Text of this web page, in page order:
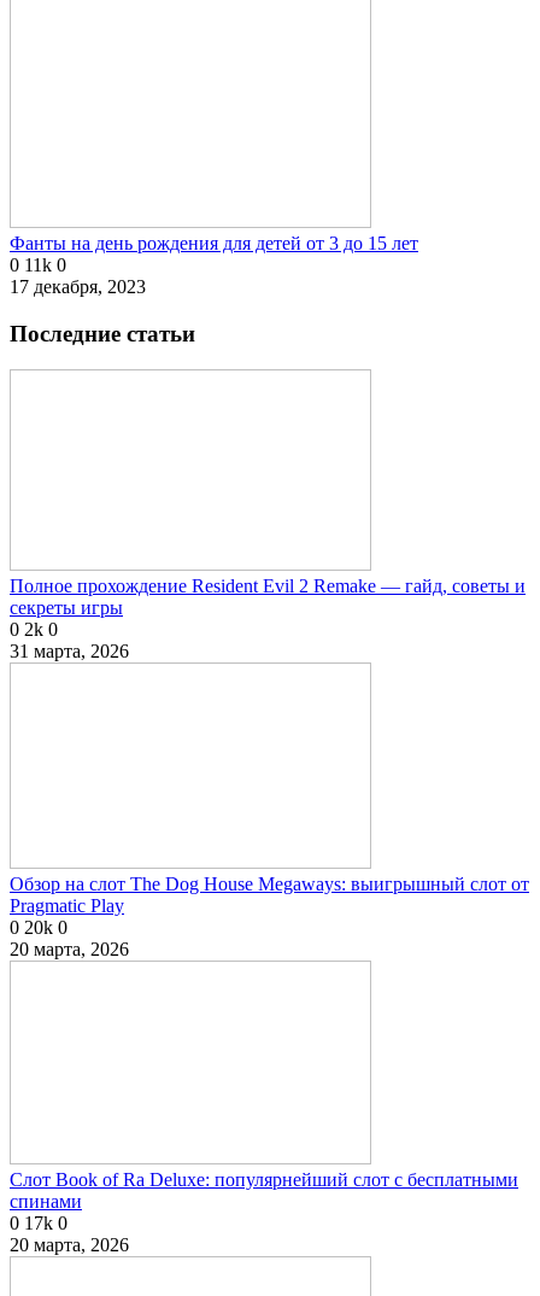
Фанты на день рождения для детей от 3 до 15 лет
0 11k 0
17 декабря, 2023
Последние статьи
Полное прохождение Resident Evil 2 Remake — гайд, советы и
секреты игры
0 2k 0
31 марта, 2026
Обзор на слот The Dog House Megaways: выигрышный слот от
Pragmatic Play
0 20k 0
20 марта, 2026
Слот Book of Ra Deluxe: популярнейший слот с бесплатными
спинами
0 17k 0
20 марта, 2026